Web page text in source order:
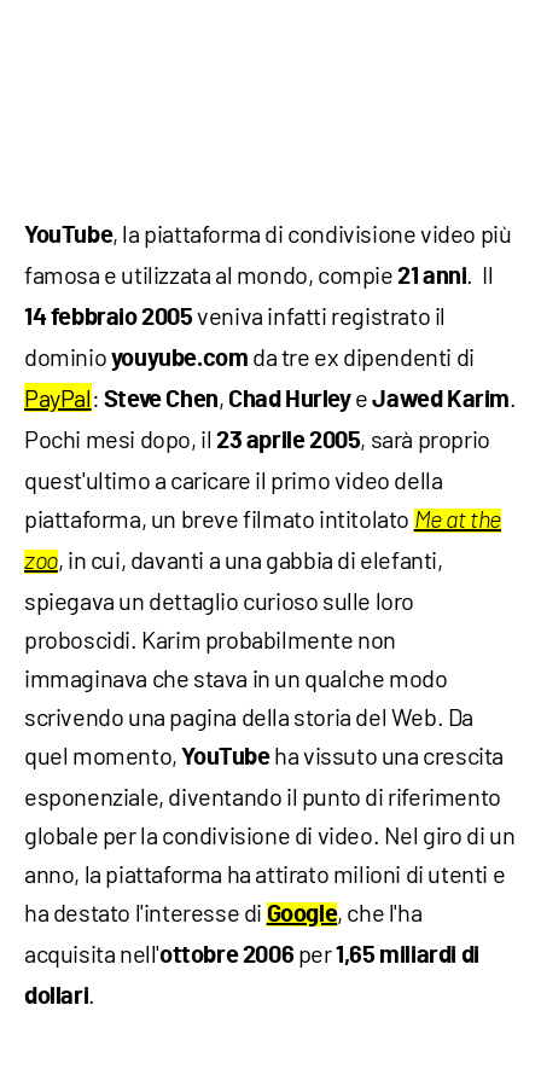
YouTube, la piattaforma di condivisione video più
famosa e utilizzata al mondo, compie21 anni. Il
14 febbraio 2005veniva infatti registrato il
dominio youyube.com da tre ex dipendenti di
PayPal: Steve Chen, Chad HurleyeJawed Karim.
Pochi mesi dopo, il23 aprile 2005, sarà proprio
quest'ultimo a caricare il primo video della
piattaforma, un breve filmato intitolato Me at the
zoo, in cui, davanti a una gabbia di elefanti,
spiegava un dettaglio curioso sulle loro
proboscidi. Karim probabilmente non
immaginava che stava in un qualche modo
scrivendo una pagina della storia del Web. Da
quel momento,YouTubeha vissuto una crescita
esponenziale, diventando il punto di riferimento
globale per la condivisione di video. Nel giro di un
anno, la piattaforma ha attirato milioni di utenti e
ha destato l'interesse di Google, che l'ha
acquisita nell'ottobre 2006 per1,65 miliardi di
dollari.